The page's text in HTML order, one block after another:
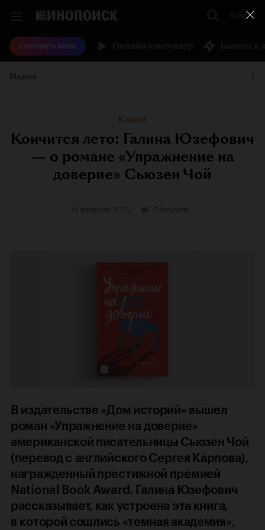
Войти
Смотреть кино
Книги
Кончится лето: Галина Юзефович
— о романе «Упражнение на
доверие» Сьюзен Чой
В издательстве «Дом историй» вышел
роман «Упражнение на доверие»
американской писательницы Сьюзен Чой
(перевод с английскогоСергея Карпова),
награжденный престижной премией
National Book Award. Галина Юзефович
рассказывает, как устроена эта книга,
в которой сошлись «темная академия»,